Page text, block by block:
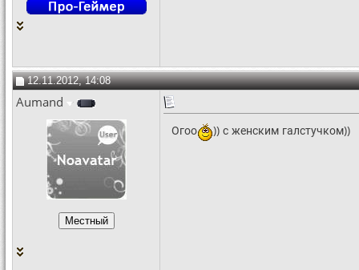
12.11.2012, 14:08
Aumand
Огоо )) с женским галстучком))